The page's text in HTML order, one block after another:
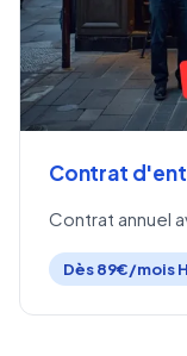
Contrat
Contrat annuel
Dès 89€/mois